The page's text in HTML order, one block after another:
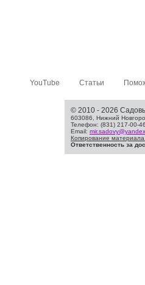
YouTube Статьи
© 2010 - 2026
603086, Нижний
Телефон: (831) 217-00-46
Email:
Копирование
Ответственность за